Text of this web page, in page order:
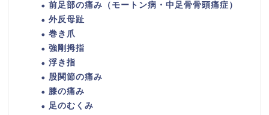
前足部の痛み（モートン病・中足骨骨頭痛症）
外反母趾
巻き爪
強剛拇指
浮き指
股関節の痛み
膝の痛み
足のむくみ